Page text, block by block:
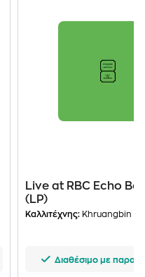
Live at RBC Echo
(LP)
Καλλιτέχνης: Khruangbin
Διαθέσιμο με